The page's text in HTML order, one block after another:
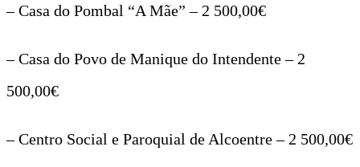
– Casa do Pombal “A Mãe” – 2 500,00€
– Casa do Povo de Manique do Intendente – 2
500,00€
– Centro Social e Paroquial de Alcoentre – 2 500,00€